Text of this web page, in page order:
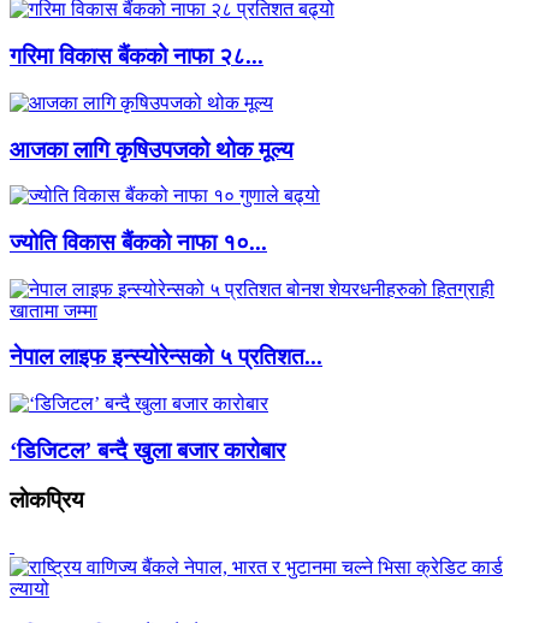
गरिमा विकास बैंकको नाफा २८...
आजका लागि कृषिउपजको थोक मूल्य
ज्योति विकास बैंकको नाफा १०...
नेपाल लाइफ इन्स्योरेन्सको ५ प्रतिशत...
‘डिजिटल’ बन्दै खुला बजार कारोबार
लाेकप्रिय